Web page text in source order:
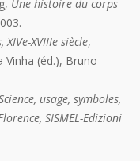
Une histoire du corps
XVIIIe siècle,
Vinha (éd.), Bruno
usage, symboles,
SISMEL-Edizioni